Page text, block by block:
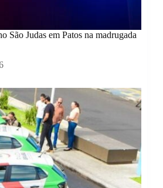
São Judas em Patos na madrugada